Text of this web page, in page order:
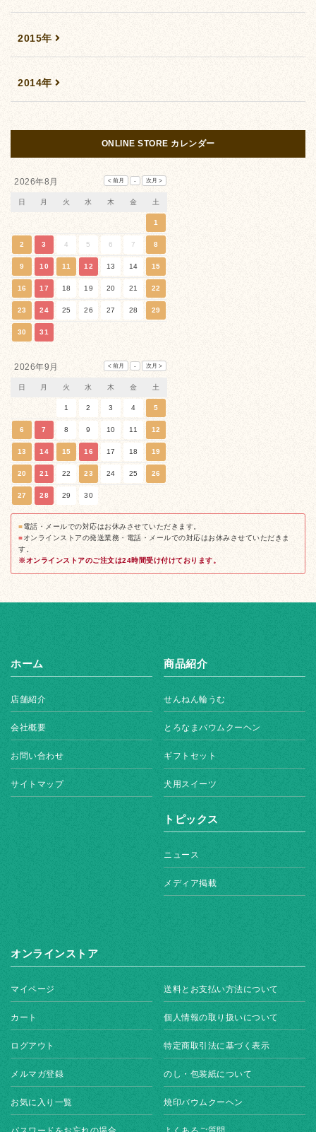
2015年
2014年
ONLINE STORE カレンダー
2026年8月
日 月 火 水 木 金 土
1
2 3 4 5 6 7 8
9 10 11 12 13 14 15
16 17 18 19 20 21 22
23 24 25 26 27 28 29
30 31
2026年9月
日 月 火 水 木 金 土
1 2 3 4 5
6 7 8 9 10 11 12
13 14 15 16 17 18 19
20 21 22 23 24 25 26
27 28 29 30
■電話・メールでの対応はお休みさせていただきます。
■オンラインストアの発送業務・電話・メールでの対応はお休みさせていただきま
す。
※オンラインストアのご注文は24時間受け付けております。
ホーム
店舗紹介
会社概要
お問い合わせ
サイトマップ
商品紹介
せんねん輪うむ
とろなまバウムクーヘン
ギフトセット
犬用スイーツ
トピックス
ニュース
メディア掲載
オンラインストア
マイページ
カート
ログアウト
メルマガ登録
お気に入り一覧
送料とお支払い方法について
個人情報の取り扱いについて
特定商取引法に基づく表示
のし・包装紙について
焼印バウムクーヘン